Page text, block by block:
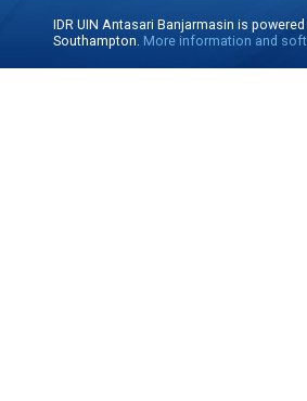
IDR UIN Antasari Banjarmasin is powered
Southampton. More information and